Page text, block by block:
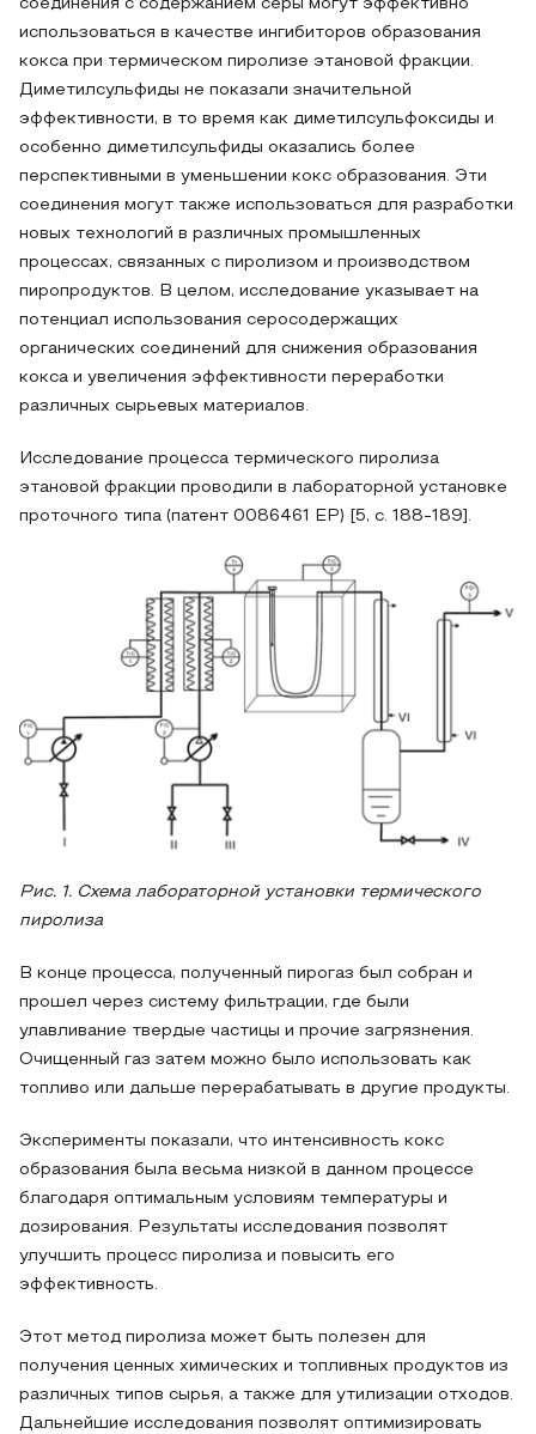
соединения с содержанием серы могут эффективно
использоваться в качестве ингибиторов образования
кокса при термическом пиролизе этановой фракции.
Диметилсульфиды не показали значительной
эффективности, в то время как диметилсульфоксиды и
особенно диметилсульфиды оказались более
перспективными в уменьшении кокс образования. Эти
соединения могут также использоваться для разработки
новых технологий в различных промышленных
процессах, связанных с пиролизом и производством
пиропродуктов. В целом, исследование указывает на
потенциал использования серосодержащих
органических соединений для снижения образования
кокса и увеличения эффективности переработки
различных сырьевых материалов.
Исследование процесса термического пиролиза
этановой фракции проводили в лабораторной установке
проточного типа (патент 0086461 EP) [5, с. 188-189].
Рис. 1. Схема лабораторной установки термического
пиролиза
В конце процесса, полученный пирогаз был собран и
прошел через систему фильтрации, где были
улавливание твердые частицы и прочие загрязнения.
Очищенный газ затем можно было использовать как
топливо или дальше перерабатывать в другие продукты.
Эксперименты показали, что интенсивность кокс
образования была весьма низкой в данном процессе
благодаря оптимальным условиям температуры и
дозирования. Результаты исследования позволят
улучшить процесс пиролиза и повысить его
эффективность.
Этот метод пиролиза может быть полезен для
получения ценных химических и топливных продуктов из
различных типов сырья, а также для утилизации отходов.
Дальнейшие исследования позволят оптимизировать